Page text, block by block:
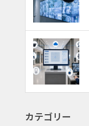
カテゴリー